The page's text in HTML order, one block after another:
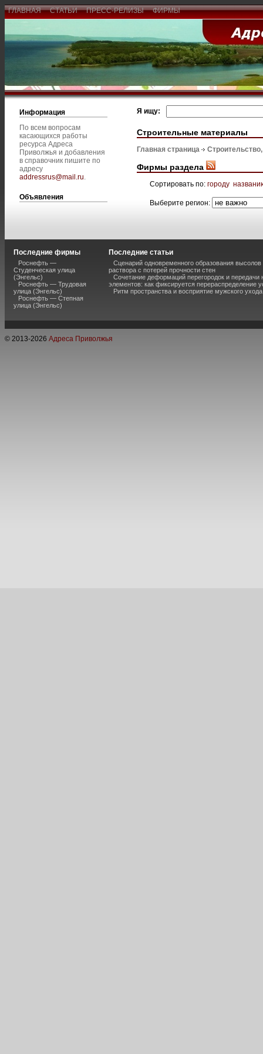
ГЛАВНАЯ СТАТЬИ ПРЕСС-РЕЛИЗЫ ФИРМЫ
Информация
По всем вопросам
касающихся работы
ресурса Адреса
Приволжья и добавления
в справочник пишите по
адресу
addressrus@mail.ru.
Объявления
Я ищу:
Строительные материалы
Главная страница
Фирмы раздела
Сортировать по: городу
Выберите регион:
Последние фирмы
Роснефть —
Студенческая улица
(Энгельс)
Роснефть — Трудовая
улица (Энгельс)
Роснефть — Степная
улица (Энгельс)
Последние статьи
Сценарий одновременного образования высолов
раствора с потерей прочности стен
Сочетание деформаций перегородок и передачи
элементов: как фиксируется перераспределение
Ритм пространства и восприятие мужского ухода
© 2013-2026 Адреса Приволжья